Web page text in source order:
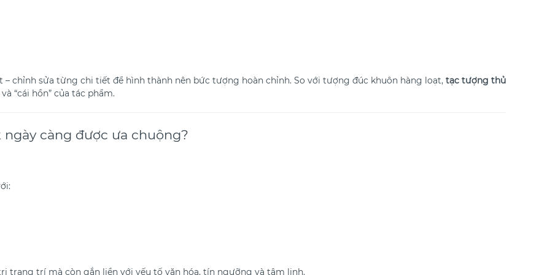
chỉnh sửa từng chi tiết để hình thành nên bức tượng hoàn chỉnh. So với tượng đúc khuôn hàng loạt, tạc tượng thủ
“cái hồn” của tác phẩm.
càng được ưa chuộng?
trang trí mà còn gắn liền với yếu tố văn hóa, tín ngưỡng và tâm linh.